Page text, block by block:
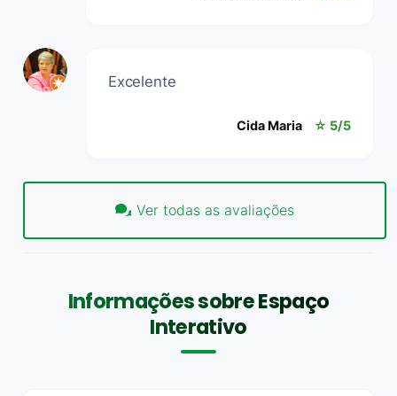
Excelente
Cida Maria ☆ 5/5
Ver todas as avaliações
Informações sobre Espaço
Interativo